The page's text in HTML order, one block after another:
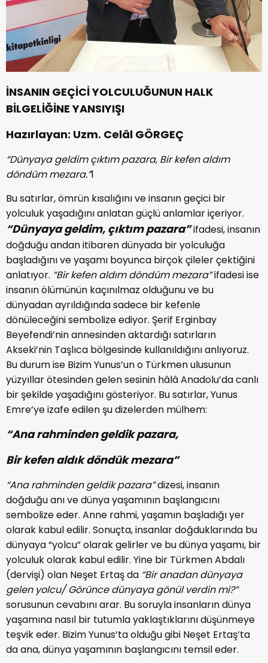
İNSANIN GEÇİCİ YOLCULUĞUNUN HALK
BİLGELİĞİNE YANSIYIŞI
Hazırlayan: Uzm. Celâl GÖRGEÇ
“Dünyaya geldim çıktım pazara, Bir kefen aldım
döndüm mezara.”1
Bu satırlar, ömrün kısalığını ve insanın geçici bir
yolculuk yaşadığını anlatan güçlü anlamlar içeriyor.
“Dünyaya geldim, çıktım pazara”ifadesi, insanın
doğduğu andan itibaren dünyada bir yolculuğa
başladığını ve yaşamı boyunca birçok çileler çektiğini
anlatıyor. “Bir kefen aldım döndüm mezara”ifadesi ise
insanın ölümünün kaçınılmaz olduğunu ve bu
dünyadan ayrıldığında sadece bir kefenle
dönüleceğini sembolize ediyor. Şerif Erginbay
Beyefendi’nin annesinden aktardığı satırların
Akseki’nin Taşlıca bölgesinde kullanıldığını anlıyoruz.
Bu durum ise Bizim Yunus’un o Türkmen ulusunun
yüzyıllar ötesinden gelen sesinin hâlâ Anadolu’da canlı
bir şekilde yaşadığını gösteriyor. Bu satırlar, Yunus
Emre’ye izafe edilen şu dizelerden mülhem:
“Ana rahminden geldik pazara,
Bir kefen aldık döndük mezara”
“Ana rahminden geldik pazara”dizesi, insanın
doğduğu anı ve dünya yaşamının başlangıcını
sembolize eder. Anne rahmi, yaşamın başladığı yer
olarak kabul edilir. Sonuçta, insanlar doğduklarında bu
dünyaya “yolcu” olarak gelirler ve bu dünya yaşamı, bir
yolculuk olarak kabul edilir. Yine bir Türkmen Abdalı
(dervişi) olan Neşet Ertaş da “Bir anadan dünyaya
gelen yolcu/ Görünce dünyaya gönül verdin mi?”
sorusunun cevabını arar. Bu soruyla insanların dünya
yaşamına nasıl bir tutumla yaklaştıklarını düşünmeye
teşvik eder. Bizim Yunus’ta olduğu gibi Neşet Ertaş’ta
da ana, dünya yaşamının başlangıcını temsil eder.